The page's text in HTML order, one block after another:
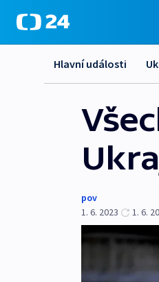
Hlavní události
pov
1. 6. 2023
1. 6.